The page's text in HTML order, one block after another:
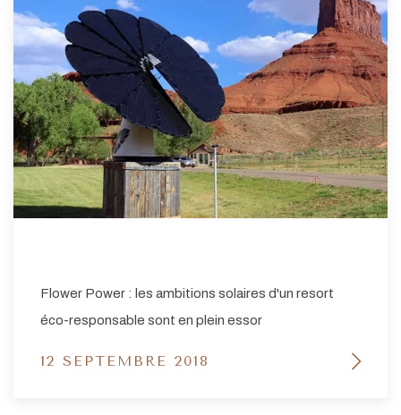
Flower Power : les ambitions solaires d'un resort
éco-responsable sont en plein essor
12 SEPTEMBRE 2018